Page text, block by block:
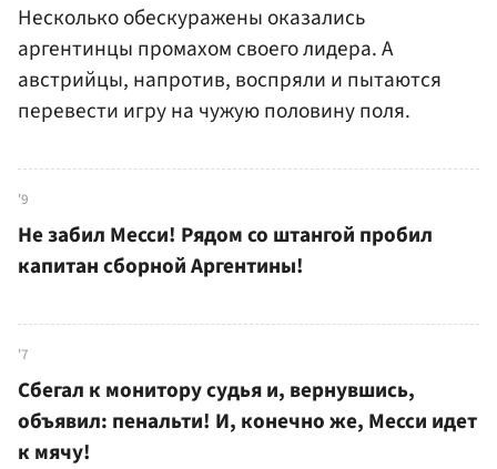
Несколько обескуражены оказались
аргентинцы промахом своего лидера. А
австрийцы, напротив, воспряли и пытаются
перевести игру на чужую половину поля.
'9
Не забил Месси! Рядом со штангой пробил
капитан сборной Аргентины!
'7
Сбегал к монитору судья и, вернувшись,
объявил: пенальти! И, конечно же, Месси идет
к мячу!